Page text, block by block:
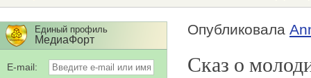
Опубликовала
Сказ о
Единый профиль
МедиаФорт
E-mail: